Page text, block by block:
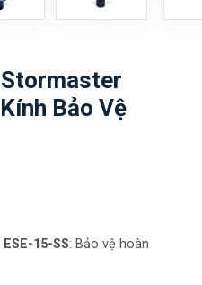
Bảo Vệ
15-SS: Bảo vệ hoàn